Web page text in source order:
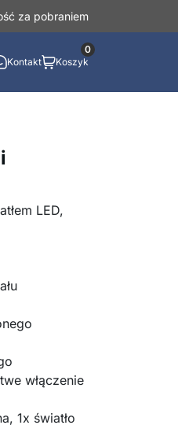
za pobraniem
Kontakt Koszyk
0
LED,
włączenie
1x światło